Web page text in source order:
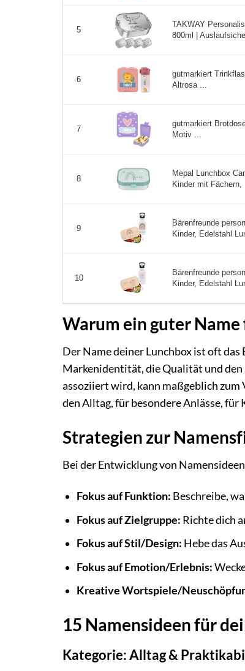
5
TAKWAY
800ml |
6
gutmarkiert
Altrosa ...
7
gutmarkiert
Motiv ...
8
Mepal Lunchbox
Kinder mit
9
Bärenfreunde
Kinder, Edelstahl
10
Bärenfreunde
Kinder, Edelstahl
Warum ein guter
Der Name deiner Lunchbox ist oft
Markenidentität, die Qualität und
assoziiert wird, kann maßgeblich zum
den Alltag, für besondere Anlässe,
Strategien zur
Bei der Entwicklung von
Fokus auf Funktion: Beschreibe,
Fokus auf Zielgruppe: Richte dich
Fokus auf Stil/Design: Hebe das
Fokus auf Emotion/Erlebnis:
Kreative Wortspiele/
15 Namensideen für
Kategorie: Alltag &